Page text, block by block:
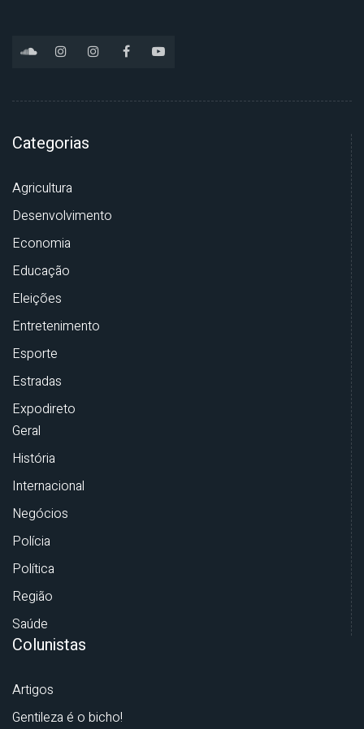
Categorias
Agricultura
Desenvolvimento
Economia
Educação
Eleições
Entretenimento
Esporte
Estradas
Expodireto
Geral
História
Internacional
Negócios
Polícia
Política
Região
Saúde
Colunistas
Artigos
Gentileza é o bicho!